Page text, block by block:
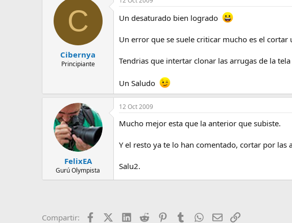
m
C
Cibernya
Principiante
Un desaturado bien logrado
Un error que se suele criticar mucho es el
Tendrias que intertar clonar las arrugas de la
Un Saludo
FelixEA
Gurú Olympista
12 Oct 2009
Mucho mejor esta que la anterior que subiste.
Y el resto ya te lo han comentado, cortar por las
Salu2.
Compartir: FacebookX (Twitter)
LinkedIn
Reddit PinterestTumblrWhatsApp
EmailEnlace